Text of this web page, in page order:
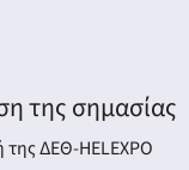
της σημασίας
της ΔΕΘ-HELEXPO